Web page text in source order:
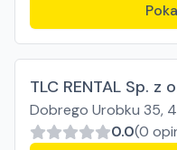
TLC RENTAL Sp. z
Dobrego Urobku 35,
0.0(0